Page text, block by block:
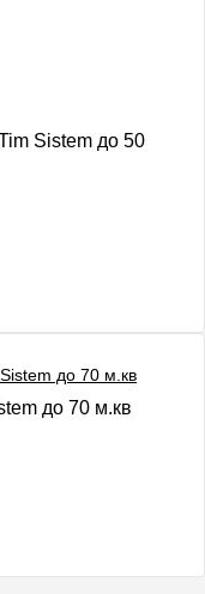
Sistem до 50
до 70 м.кв